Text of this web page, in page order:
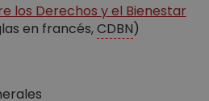
los Derechos y el Bienestar
en francés,CDBN)